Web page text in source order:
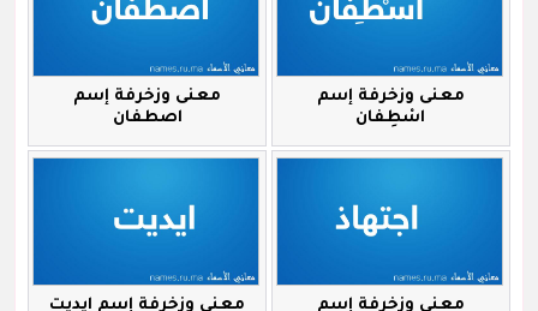
معنى وزخرفة إسم
اسْطِفان
معنى وزخرفة إسم
اصطفان
معنى وزخرفة إسم معنى وزخرفة إسم ايديت